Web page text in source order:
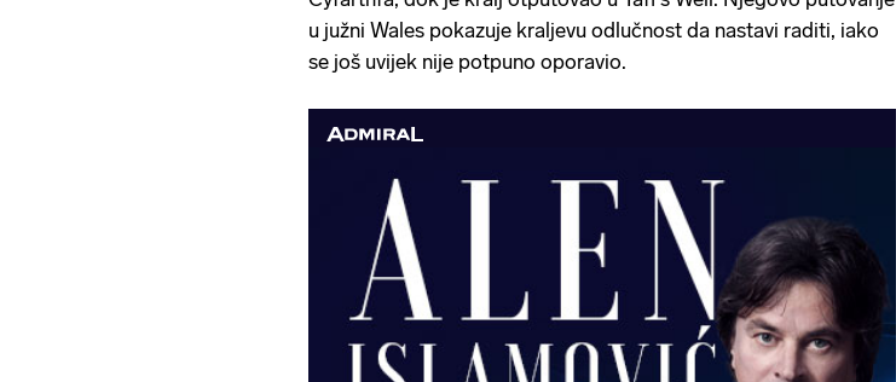
u južni Wales pokazuje kraljevu odlučnost da nastavi raditi, iako
se još uvijek nije potpuno oporavio.